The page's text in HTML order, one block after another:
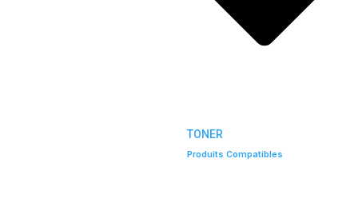
TONER
Produits Compatibles